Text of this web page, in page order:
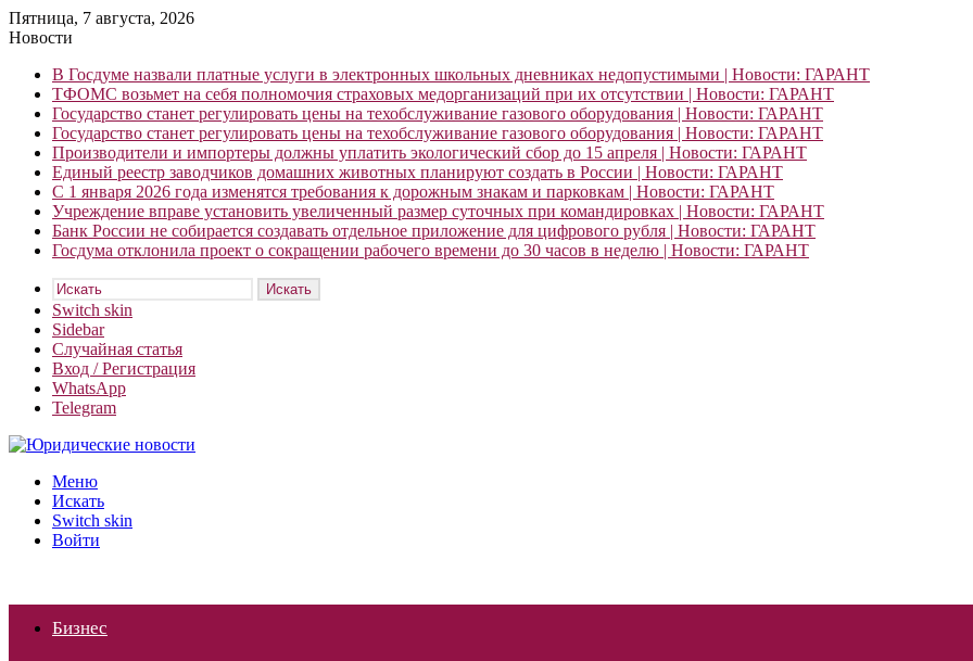
Пятница, 7 августа, 2026
Новости
В Госдуме назвали платные услуги в электронных школьных дневниках недопустимыми | Новости: ГАРАНТ
ТФОМС возьмет на себя полномочия страховых медорганизаций при их отсутствии | Новости: ГАРАНТ
Государство станет регулировать цены на техобслуживание газового оборудования | Новости: ГАРАНТ
Государство станет регулировать цены на техобслуживание газового оборудования | Новости: ГАРАНТ
Производители и импортеры должны уплатить экологический сбор до 15 апреля | Новости: ГАРАНТ
Единый реестр заводчиков домашних животных планируют создать в России | Новости: ГАРАНТ
С 1 января 2026 года изменятся требования к дорожным знакам и парковкам | Новости: ГАРАНТ
Учреждение вправе установить увеличенный размер суточных при командировках | Новости: ГАРАНТ
Банк России не собирается создавать отдельное приложение для цифрового рубля | Новости: ГАРАНТ
Госдума отклонила проект о сокращении рабочего времени до 30 часов в неделю | Новости: ГАРАНТ
Искать
Switch skin
Sidebar
Случайная статья
Вход / Регистрация
WhatsApp
Telegram
Меню
Искать
Switch skin
Войти
Бизнес